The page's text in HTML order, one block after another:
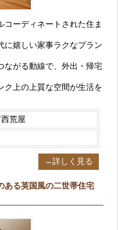
ーディネートされた住ま
に嬉しい家事ラクなプラン
ながる動線で、外出・帰宅
ク上の上質な空間が生活を
荒屋
→詳しく見る
ある英国風の二世帯住宅